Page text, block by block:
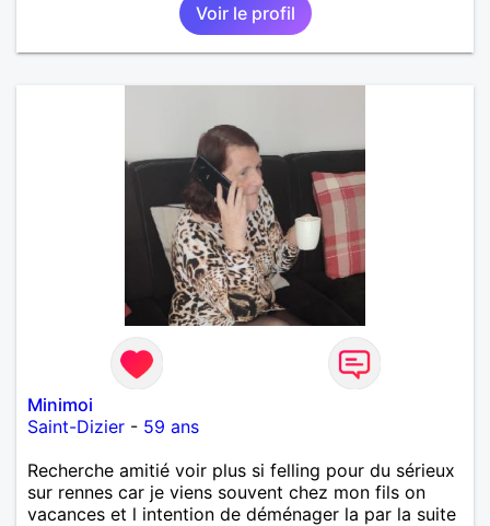
Voir le profil
Minimoi
Saint-Dizier - 59 ans
Recherche amitié voir plus si felling pour du sérieux
sur rennes car je viens souvent chez mon fils on
vacances et l intention de déménager la par la suite